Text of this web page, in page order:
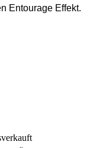
Entourage Effekt.